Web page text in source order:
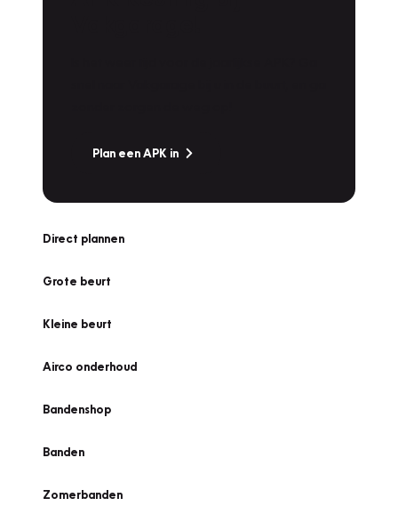
Plan een APK in
Direct plannen
Grote beurt
Kleine beurt
Airco onderhoud
Bandenshop
Banden
Zomerbanden